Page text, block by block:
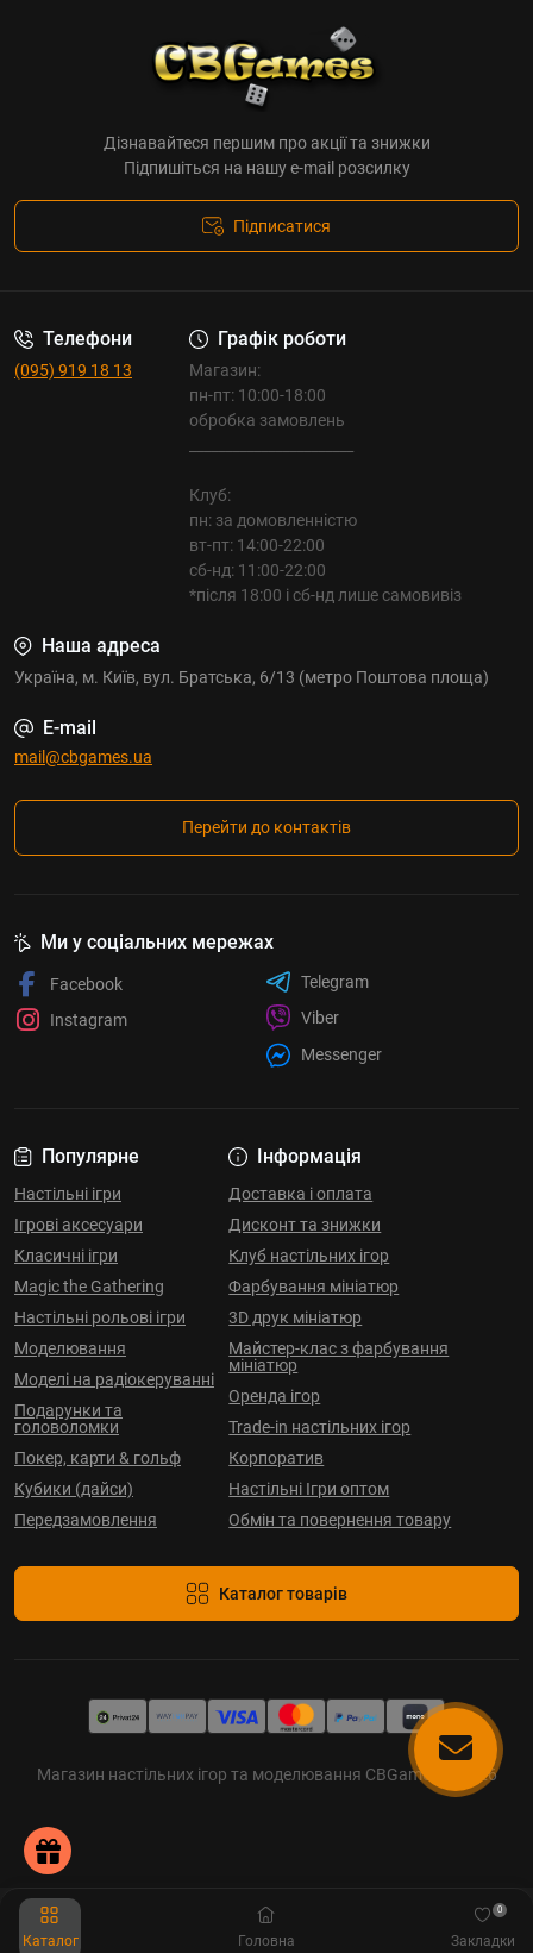
Каталог Головна Закладки
0
Дізнавайтеся першим про акції та знижки
Підпишіться на нашу e-mail розсилку
Підписатися
Телефони
(095) 919 18 13
Графік роботи
Магазин:
пн-пт: 10:00-18:00
обробка замовлень
Клуб:
пн: за домовленністю
вт-пт: 14:00-22:00
сб-нд: 11:00-22:00
*після 18:00 і сб-нд лише самовивіз
Наша адреса
Україна, м. Київ, вул. Братська, 6/13 (метро Поштова площа)
E-mail
mail@cbgames.ua
Перейти до контактів
Популярне
Настільні ігри
Ігрові аксесуари
Класичні ігри
Magic the Gathering
Настільні рольові ігри
Моделювання
Моделі на радіокеруванні
Подарунки та
головоломки
Покер, карти & гольф
Кубики (дайси)
Передзамовлення
Інформація
Доставка і оплата
Дисконт та знижки
Клуб настільних ігор
Фарбування мініатюр
3D друк мініатюр
Майстер-клас з фарбування
мініатюр
Оренда ігор
Trade-in настільних ігор
Корпоратив
Настільні Ігри оптом
Обмін та повернення товару
Каталог товарів
Ми у соціальних мережах
Facebook
Instagram
Telegram
Viber
Messenger
Магазин настільних ігор та моделювання CBGames © 2026